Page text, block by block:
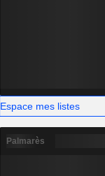
Espace mes listes
Palmarès